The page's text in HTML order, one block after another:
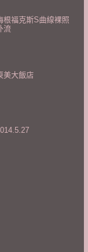
根福克斯S曲線裸照
流
美大飯店